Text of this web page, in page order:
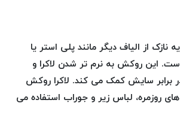
نازک از الیاف دیگر مانند پلی استر یا
این روکش به نرم تر شدن لاکرا و
برابر سایش کمک می کند. لاکرا روکش
روزمره، لباس زیر و جوراب استفاده می